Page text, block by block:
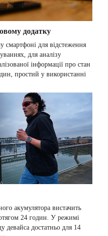
додатку
смартфоні для відстеження
для аналізу
інформації про стан
простий у використанні
акумулятора вистачить
24 годин. У режимі
девайса достатньо для 14